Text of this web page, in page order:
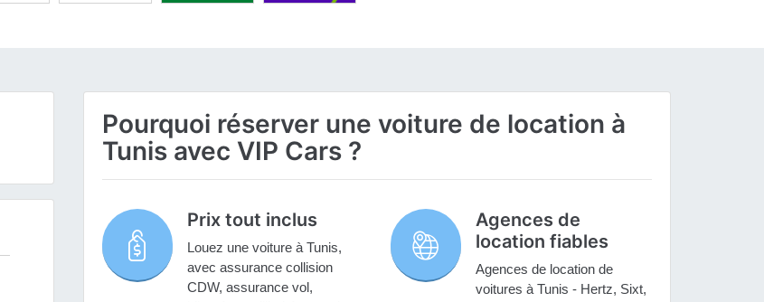
Pourquoi réserver une voiture de location à
Tunis avec VIP Cars ?
Prix tout inclus
Louez une voiture à Tunis,
avec assurance collision
CDW, assurance vol,
Agences de
location fiables
Agences de location de
voitures à Tunis - Hertz, Sixt,